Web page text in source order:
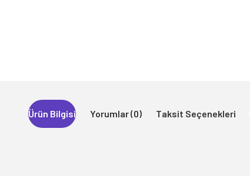
Ürün Bilgisi Yorumlar (0) Taksit Seçenekleri